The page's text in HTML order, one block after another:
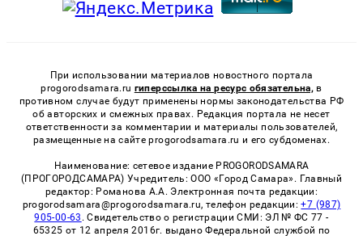
При использовании материалов новостного портала
progorodsamara.ru гиперссылка на ресурс обязательна, в
противном случае будут применены нормы законодательства РФ
об авторских и смежных правах. Редакция портала не несет
ответственности за комментарии и материалы пользователей,
размещенные на сайте progorodsamara.ru и его субдоменах.
Наименование: сетевое издание PROGORODSAMARA
(ПРОГОРОДСАМАРА) Учредитель: ООО «Город Самара». Главный
редактор: Романова А.А. Электронная почта редакции:
progorodsamara@progorodsamara.ru, телефон редакции:+7 (987)
905-00-63 . Свидетельство о регистрации СМИ: ЭЛ № ФС 77 -
65325 от 12 апреля 2016г. выдано Федеральной службой по